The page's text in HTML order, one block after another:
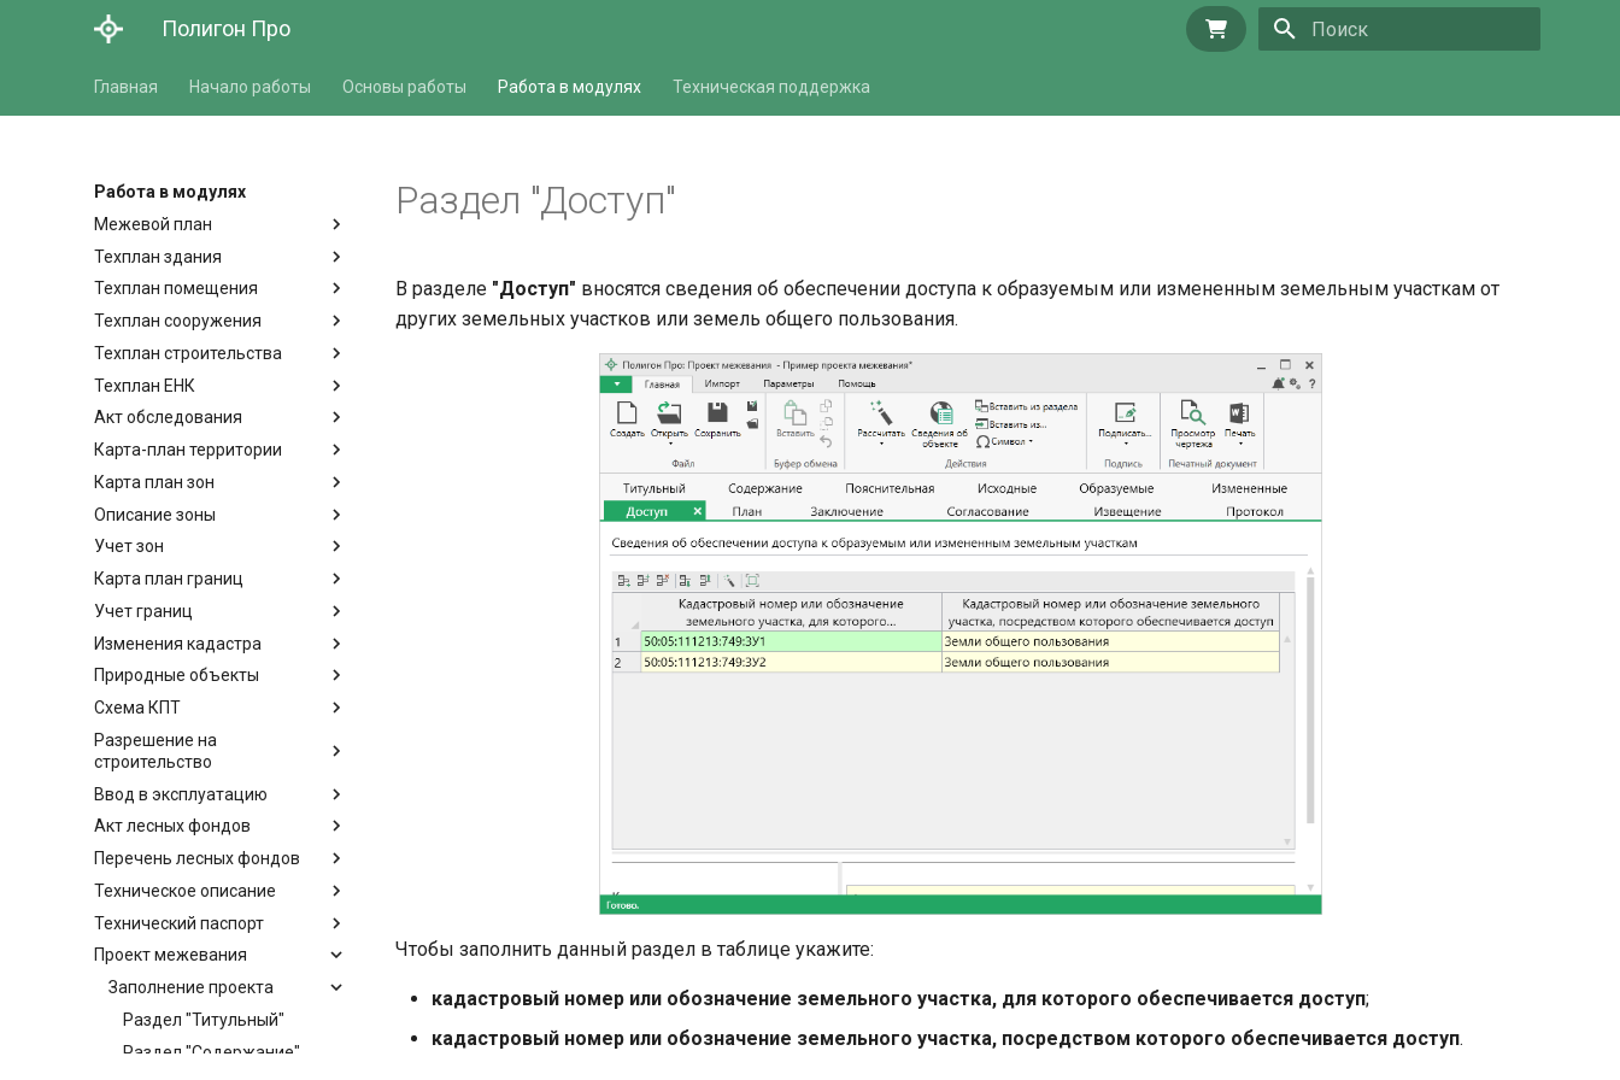
Полигон Про Купить
Главная Начало работы Основы работы Работа в модулях Техническая поддержка
Работа в модулях
Межевой план
Техплан здания
Техплан помещения
Техплан сооружения
Техплан строительства
Техплан ЕНК
Акт обследования
Карта-план территории
Карта план зон
Описание зоны
Учет зон
Карта план границ
Учет границ
Изменения кадастра
Природные объекты
Схема КПТ
Разрешение на
строительство
Ввод в эксплуатацию
Акт лесных фондов
Перечень лесных фондов
Техническое описание
Технический паспорт
Проект межевания
Заполнение проекта
Раздел "Титульный"
Раздел "Содержание"
Раздел "Доступ"
В разделе "Доступ" вносятся сведения об обеспечении доступа к образуемым или измененным земельным участкам от
других земельных участков или земель общего пользования.
Чтобы заполнить данный раздел в таблице укажите:
кадастровый номер или обозначение земельного участка, для которого обеспечивается доступ;
кадастровый номер или обозначение земельного участка, посредством которого обеспечивается доступ.